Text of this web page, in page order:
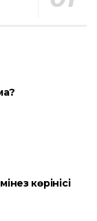
көрінісі